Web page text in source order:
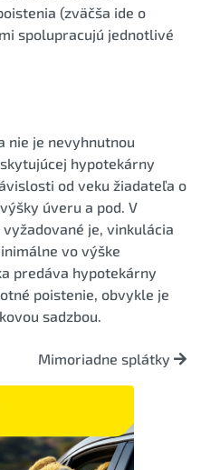
(zväčša ide o
spolupracujú jednotlivé
nie je nevyhnutnou
hypotekárny
od veku žiadateľa o
úveru a pod. V
je, vinkulácia
vo výške
predáva hypotekárny
poistenie, obvykle je
sadzbou.
Mimoriadne splátky